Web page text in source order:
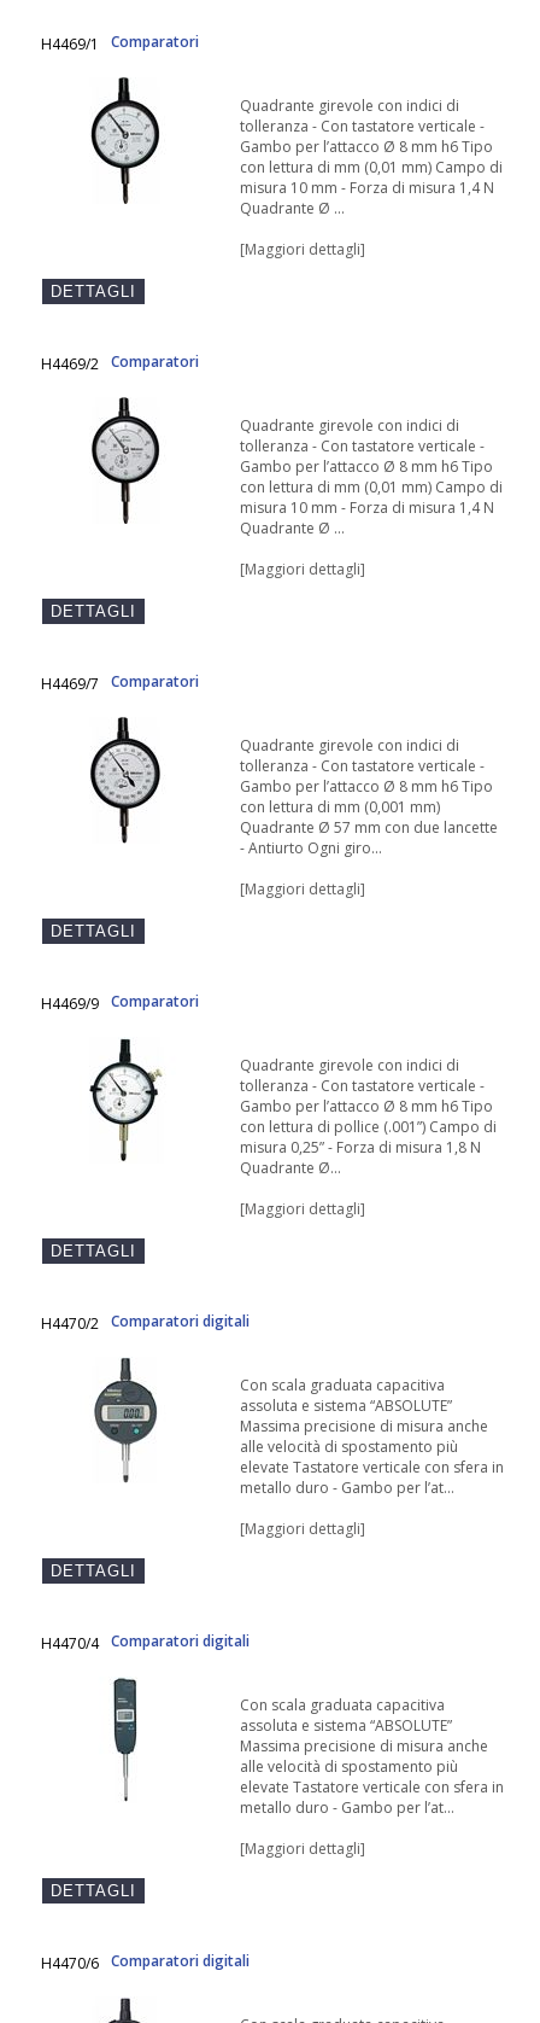
H4469/1 Comparatori
Quadrante girevole con indici di
tolleranza - Con tastatore verticale -
Gambo per l’attacco Ø 8 mm h6 Tipo
con lettura di mm (0,01 mm) Campo di
misura 10 mm - Forza di misura 1,4 N
Quadrante Ø ...
[Maggiori dettagli]
H4469/2 Comparatori
Quadrante girevole con indici di
tolleranza - Con tastatore verticale -
Gambo per l’attacco Ø 8 mm h6 Tipo
con lettura di mm (0,01 mm) Campo di
misura 10 mm - Forza di misura 1,4 N
Quadrante Ø ...
[Maggiori dettagli]
H4469/7 Comparatori
Quadrante girevole con indici di
tolleranza - Con tastatore verticale -
Gambo per l’attacco Ø 8 mm h6 Tipo
con lettura di mm (0,001 mm)
Quadrante Ø 57 mm con due lancette
- Antiurto Ogni giro...
[Maggiori dettagli]
H4469/9 Comparatori
Quadrante girevole con indici di
tolleranza - Con tastatore verticale -
Gambo per l’attacco Ø 8 mm h6 Tipo
con lettura di pollice (.001”) Campo di
misura 0,25” - Forza di misura 1,8 N
Quadrante Ø...
[Maggiori dettagli]
H4470/2 Comparatori digitali
Con scala graduata capacitiva
assoluta e sistema “ABSOLUTE”
Massima precisione di misura anche
alle velocità di spostamento più
elevate Tastatore verticale con sfera in
metallo duro - Gambo per l’at...
[Maggiori dettagli]
H4470/4 Comparatori digitali
Con scala graduata capacitiva
assoluta e sistema “ABSOLUTE”
Massima precisione di misura anche
alle velocità di spostamento più
elevate Tastatore verticale con sfera in
metallo duro - Gambo per l’at...
[Maggiori dettagli]
H4470/6 Comparatori digitali